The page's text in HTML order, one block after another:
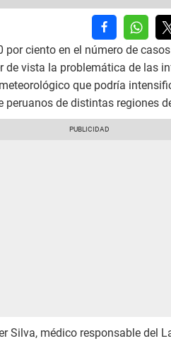
por ciento en el número de
de vista la problemática de las
que podría
peruanos de distintas regiones
Silva, médico responsable del